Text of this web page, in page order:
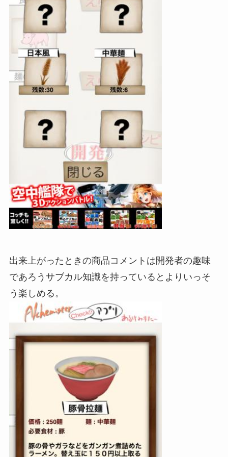
出来上がったときの商品コメントは開発者の趣味
であろうサブカル知識を持っているとよりいっそ
う楽しめる。